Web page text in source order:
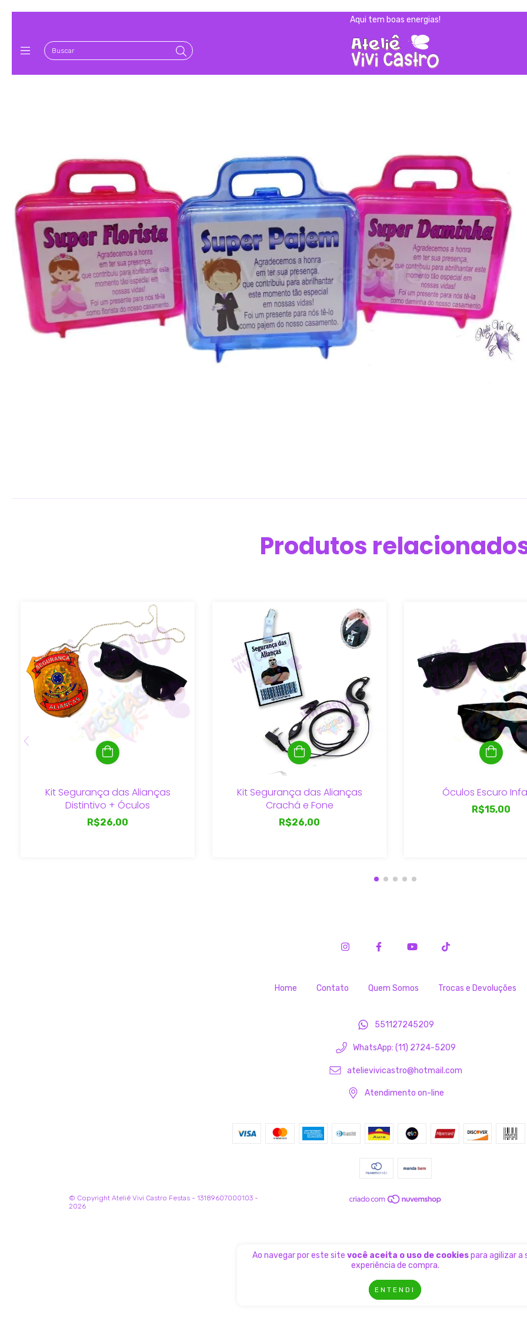
Aqui tem boas energias!
Ao navegar por este site você aceita o uso de cookiespara agilizar a
experiência de compra.
ENTENDI
Produtos
Kit Segurança das Alianças
Distintivo + Óculos
R$26,00
Kit Segurança das Alianças
Crachá e Fone
R$26,00
Óculos Escuro
R$15,00
Home Contato Quem Somos Trocas e Devoluções
551127245209
WhatsApp: (11) 2724-5209
atelievivicastro@hotmail.com
Atendimento on-line
© Copyright Ateliê Vivi Castro Festas - 13189607000103 -
2026